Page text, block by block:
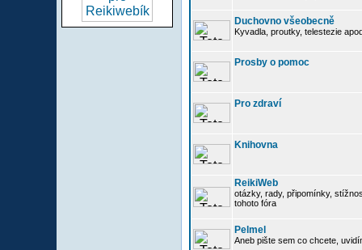
Duchovno všeobecně
Kyvadla, proutky, telestezie
Prosby o pomoc
Pro zdraví
Knihovna
ReikiWeb
otázky, rady, připomínky,
tohoto fóra
Pelmel
Aneb pište sem co chcete,